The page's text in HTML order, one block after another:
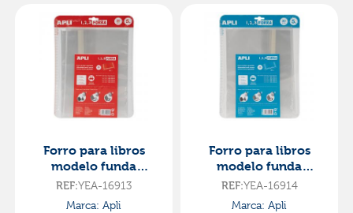
Forro para libros
modelo funda
29x53cm. 5 unidades
REF:YEA-16913
Marca: Apli
Forro para libros
modelo funda
30x53cm 5 unidades
REF:YEA-16914
Marca: Apli